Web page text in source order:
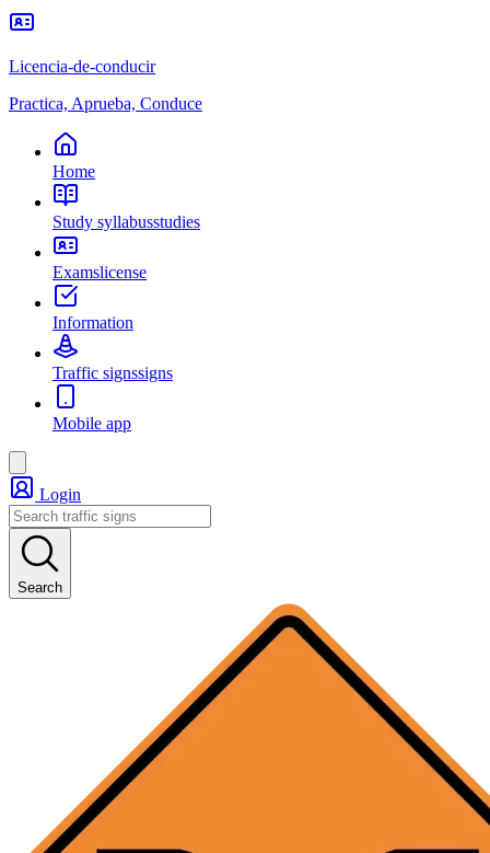
Licencia-de-conducir
Practica, Aprueba, Conduce
Home
Study syllabusstudies
Examslicense
Information
Traffic signssigns
Mobile app
Login
Search